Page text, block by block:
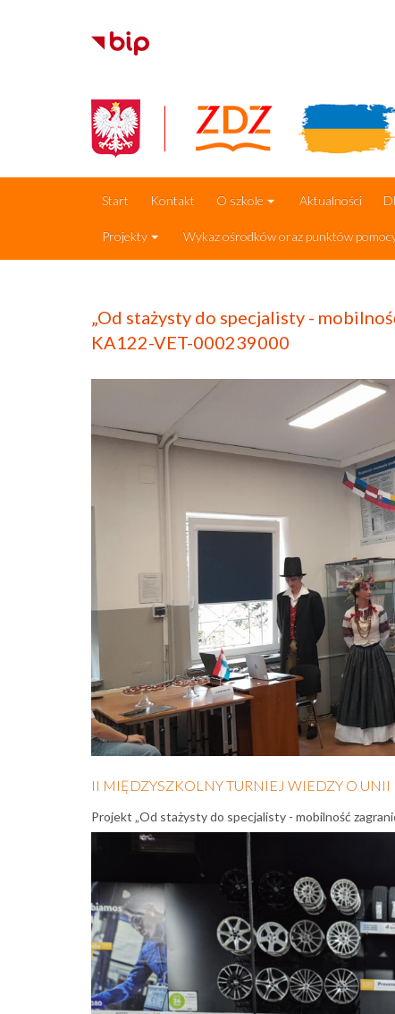
Start Kontakt O szkole Aktualności
Projekty Wykaz ośrodków oraz punktów
„Od stażysty do specjalisty -
KA122-VET-000239000
II MIĘDZYSZKOLNY TURNIEJ WIEDZY O UNII
Projekt „Od stażysty do specjalisty - mobilność